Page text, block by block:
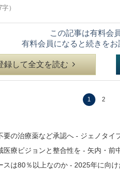
）
この記事は有料会
有料会員になると続きをお
録して全文を読む
1 2
要の治療薬など承認へ - ジェノタイ
医療ビジョンと整合性を - 矢内・前
スは80％以上なのか - 2025年に向